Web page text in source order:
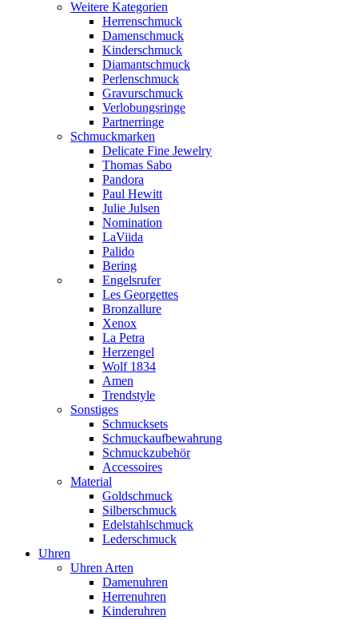
Weitere Kategorien
Herrenschmuck
Damenschmuck
Kinderschmuck
Diamantschmuck
Perlenschmuck
Gravurschmuck
Verlobungsringe
Partnerringe
Schmuckmarken
Delicate Fine Jewelry
Thomas Sabo
Pandora
Paul Hewitt
Julie Julsen
Nomination
LaViida
Palido
Bering
Engelsrufer
Les Georgettes
Bronzallure
Xenox
La Petra
Herzengel
Wolf 1834
Amen
Trendstyle
Sonstiges
Schmucksets
Schmuckaufbewahrung
Schmuckzubehör
Accessoires
Material
Goldschmuck
Silberschmuck
Edelstahlschmuck
Lederschmuck
Uhren
Uhren Arten
Damenuhren
Herrenuhren
Kinderuhren